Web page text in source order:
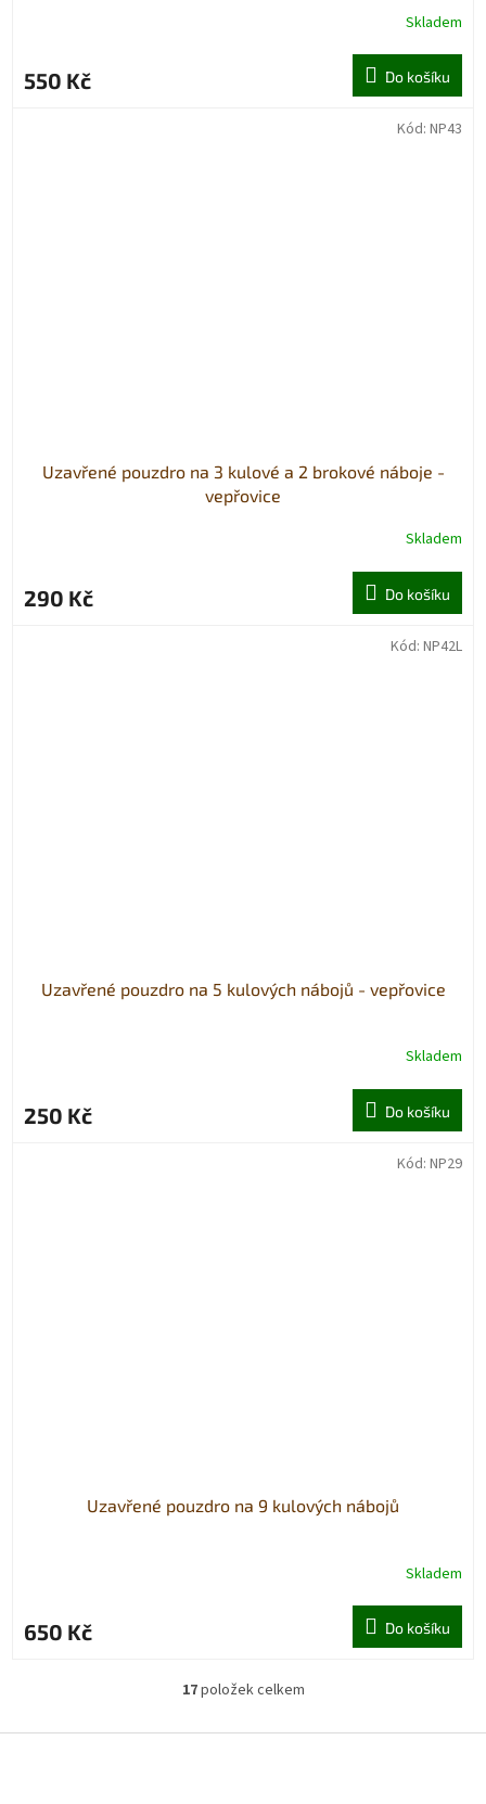
Skladem
550 Kč Do košíku
Uzavřené pouzdro na 3 kulové a 2 brokové náboje -
vepřovice
Skladem
290 Kč Do košíku
Kód: NP43
Uzavřené pouzdro na 5 kulových nábojů - vepřovice
Skladem
250 Kč Do košíku
Kód: NP42L
Uzavřené pouzdro na 9 kulových nábojů
Skladem
650 Kč Do košíku
Kód: NP29
O
l
17položek celkem